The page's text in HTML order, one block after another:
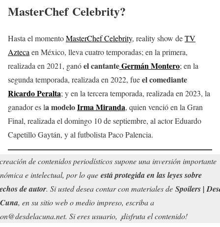
MasterChef Celebrity?
Hasta el momentoMasterChef Celebrity, reality show deTV
Aztecaen México, lleva cuatro temporadas; en la primera,
realizada en 2021, ganóel cantanteGermán Montero; en la
segunda temporada, realizada en 2022, fueel comediante
Ricardo Peralta; y en la tercera temporada, realizada en 2023, la
ganador es la modeloIrma Miranda, quien venció en la Gran
Final, realizada el domingo 10 de septiembre, al actor Eduardo
Capetillo Gaytán, y al futbolista Paco Palencia.
de contenidos periodísticos supone una inversión importante
e intelectual, por lo que está protegida en las leyes sobre
de autor. Si usted desea contar con materiales de Spoilers |
, en su sitio web o medio impreso, escriba a
Si eres usuario, ¡disfruta el contenido!